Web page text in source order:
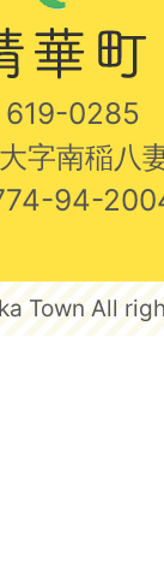
619-0285
字南稲八
94-
Town All